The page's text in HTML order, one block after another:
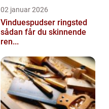
02 januar 2026
Vinduespudser ringsted
sådan får du skinnende
ren...